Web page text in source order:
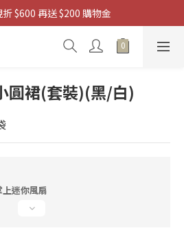
送 掌上迷你風扇
$600 再送 $200 購物金
送 浩肯包四輪購物袋
圓裙(套裝)(黑/白)
迷你風扇